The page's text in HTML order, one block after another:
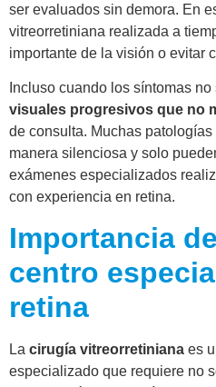
ser evaluados sin demora. En
vitreorretiniana realizada a
importante de la visión o evitar
Incluso cuando los síntomas
visuales progresivos que no
de consulta. Muchas
manera silenciosa y solo
exámenes especializados
con experiencia en retina.
Importancia
centro
retina
La cirugía vitreorretiniana es
especializado que requiere no